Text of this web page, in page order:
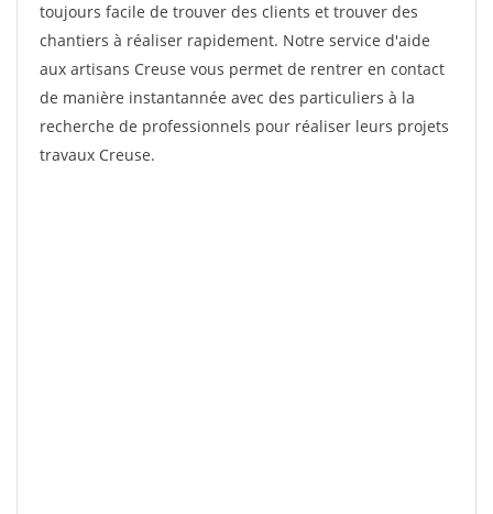
toujours facile de trouver des clients et trouver des
chantiers à réaliser rapidement. Notre service d'aide
aux artisans Creuse vous permet de rentrer en contact
de manière instantannée avec des particuliers à la
recherche de professionnels pour réaliser leurs projets
travaux Creuse.